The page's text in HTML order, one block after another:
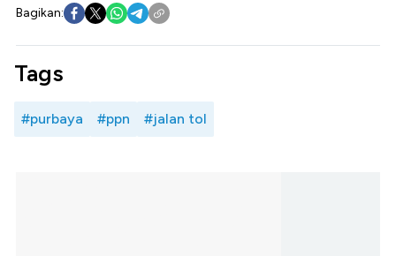
Bagikan:
Tags
#purbaya #ppn #jalan tol